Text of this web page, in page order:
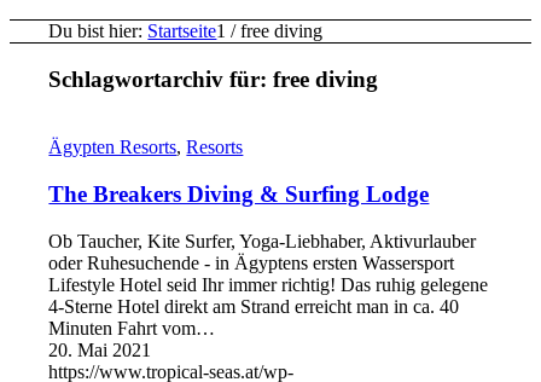
Du bist hier: Startseite1 / free diving
Schlagwortarchiv für:free diving
Ägypten Resorts,Resorts
The Breakers Diving & Surfing Lodge
Ob Taucher, Kite Surfer, Yoga-Liebhaber, Aktivurlauber
oder Ruhesuchende - in Ägyptens ersten Wassersport
Lifestyle Hotel seid Ihr immer richtig! Das ruhig gelegene
4-Sterne Hotel direkt am Strand erreicht man in ca. 40
Minuten Fahrt vom…
20. Mai 2021
https://www.tropical-seas.at/wp-